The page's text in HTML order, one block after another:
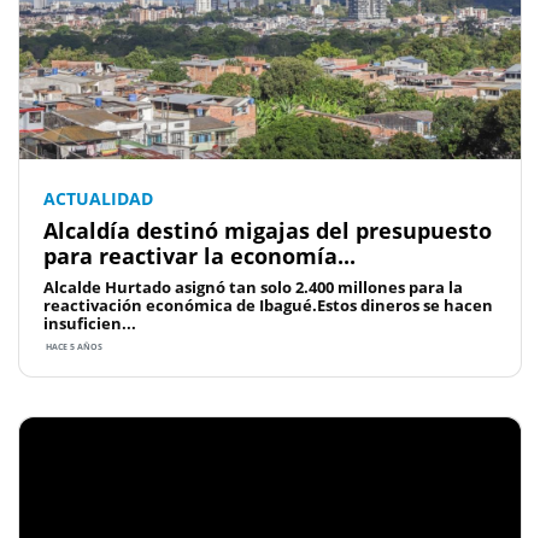
ACTUALIDAD
Alcaldía destinó migajas del presupuesto
para reactivar la economía...
Alcalde Hurtado asignó tan solo 2.400 millones para la
reactivación económica de Ibagué.Estos dineros se hacen
insuficien...
HACE 5 AÑOS